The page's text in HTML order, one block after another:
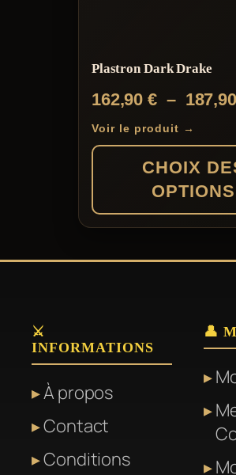
Plastron Dark Drake
162,90€ – 187,90
Voir le produit →
CHOIX
OPTIONS
produit
Les
peuvent
être
choisies
⚔️
INFORMATIONS
À propos
Contact
Conditions
👤